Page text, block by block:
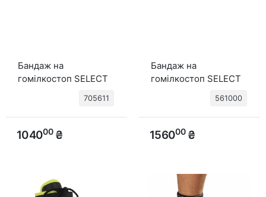
Бандаж на
гомілкостоп SELECT
705611
104000₴
Бандаж на
гомілкостоп SELECT
561000
156000₴